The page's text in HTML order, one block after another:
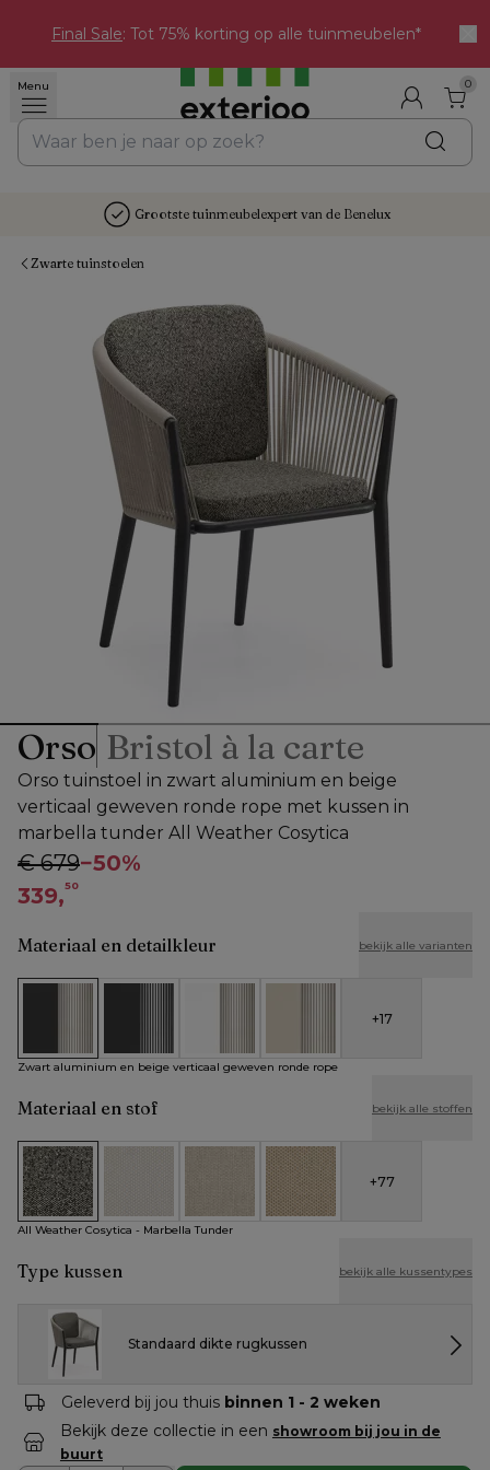
Final Sale: Tot 75% korting op alle tuinmeubelen*
Menu 0
Grootste tuinmeubelexpert van de Benelux
Zwarte tuinstoelen
Orso Bristol à la carte
Orso tuinstoel in zwart aluminium en beige
verticaal geweven ronde rope met kussen in
marbella tunder All Weather Cosytica
€ 679−50%
339,50
Materiaal en detailkleur bekijk alle varianten
Zwart aluminium en beige verticaal geweven ronde rope
Zwart aluminium en zwart verticaal geweven
Wit aluminium en beige verticaal
Beige aluminium en beige
+17
Zwart aluminium en beige verticaal geweven ronde rope
Materiaal en stof bekijk alle stoffen
All Weather Cosytica - Marbella Tunder
All Weather Cosytica - Althea Off White
All Weather Cosytica - Althea Chalk
All Weather Cosytica - Althea
+77
All Weather Cosytica - Marbella Tunder
Type kussen bekijk alle kussentypes
Standaard dikte rugkussen
Geleverd bij jou thuis binnen 1 - 2 weken
Bekijk deze collectie in een showroom bij jou in de
buurt